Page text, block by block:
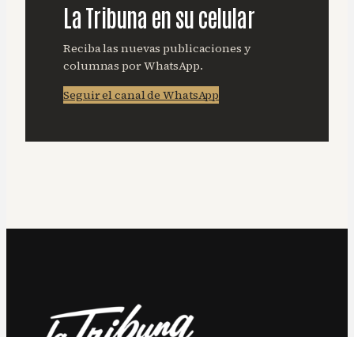
La Tribuna en su celular
Reciba las nuevas publicaciones y
columnas por WhatsApp.
Seguir el canal de WhatsApp